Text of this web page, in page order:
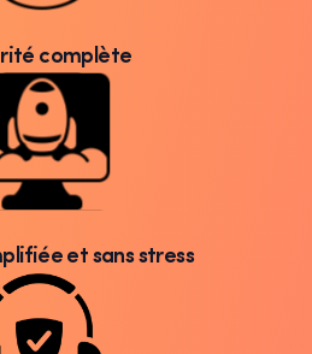
complète
et sans stress